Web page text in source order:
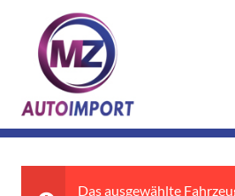
Das ausgewählte